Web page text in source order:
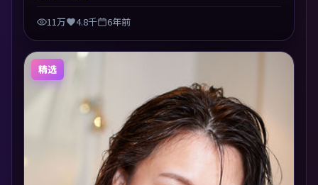
火花四溅。
11万 4.8千 6年前
精选